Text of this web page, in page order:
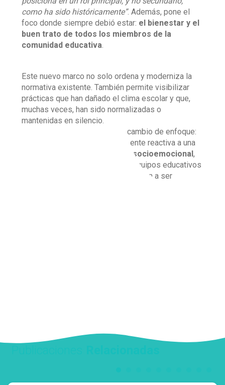
como ha sido históricamente”. Además, pone el
foco donde siempre debió estar: el bienestar y el
buen trato de todos los miembros de la
comunidad educativa.
Este nuevo marco no solo ordena y moderniza la
normativa existente. También permite visibilizar
prácticas que han dañado el clima escolar y que,
muchas veces, han sido normalizadas o
mantenidas en silencio.
El gran valor de esta ley es el cambio de enfoque:
pasar de una lógica históricamente reactiva a una
mirada preventiva, integral y socioemocional,
donde estudiantes, docentes y equipos educativos
dejan de ser actores pasivos y pasan a ser